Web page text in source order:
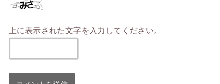
上に表示された文字を入力してください。